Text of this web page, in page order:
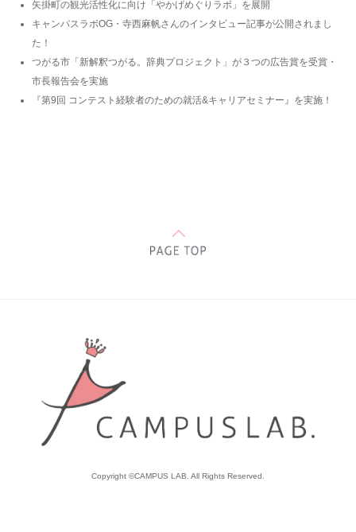
矢掛町の観光活性化に向け「やかげめぐりラボ」を展開
キャンパスラボOG・寺西麻帆さんのインタビュー記事が公開されまし
た！
つがる市「新解釈つがる。辞典プロジェクト」が３つの広告賞を受賞・
市長報告会を実施
『第9回 コンテスト経験者のための就活&キャリアセミナー』を実施！
Copyright ©CAMPUS LAB. All Rights Reserved.